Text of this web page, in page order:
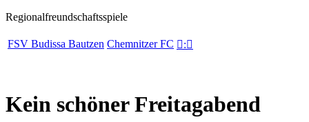
Regionalfreundschaftsspiele
FSV Budissa Bautzen Chemnitzer FC :
Kein schöner Freitagabend